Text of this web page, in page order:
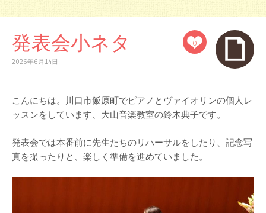
0
発表会小ネタ
2026年6月14日
こんにちは。川口市飯原町でピアノとヴァイオリンの個人レ
ッスンをしています、大山音楽教室の鈴木典子です。
発表会では本番前に先生たちのリハーサルをしたり、記念写
真を撮ったりと、楽しく準備を進めていました。